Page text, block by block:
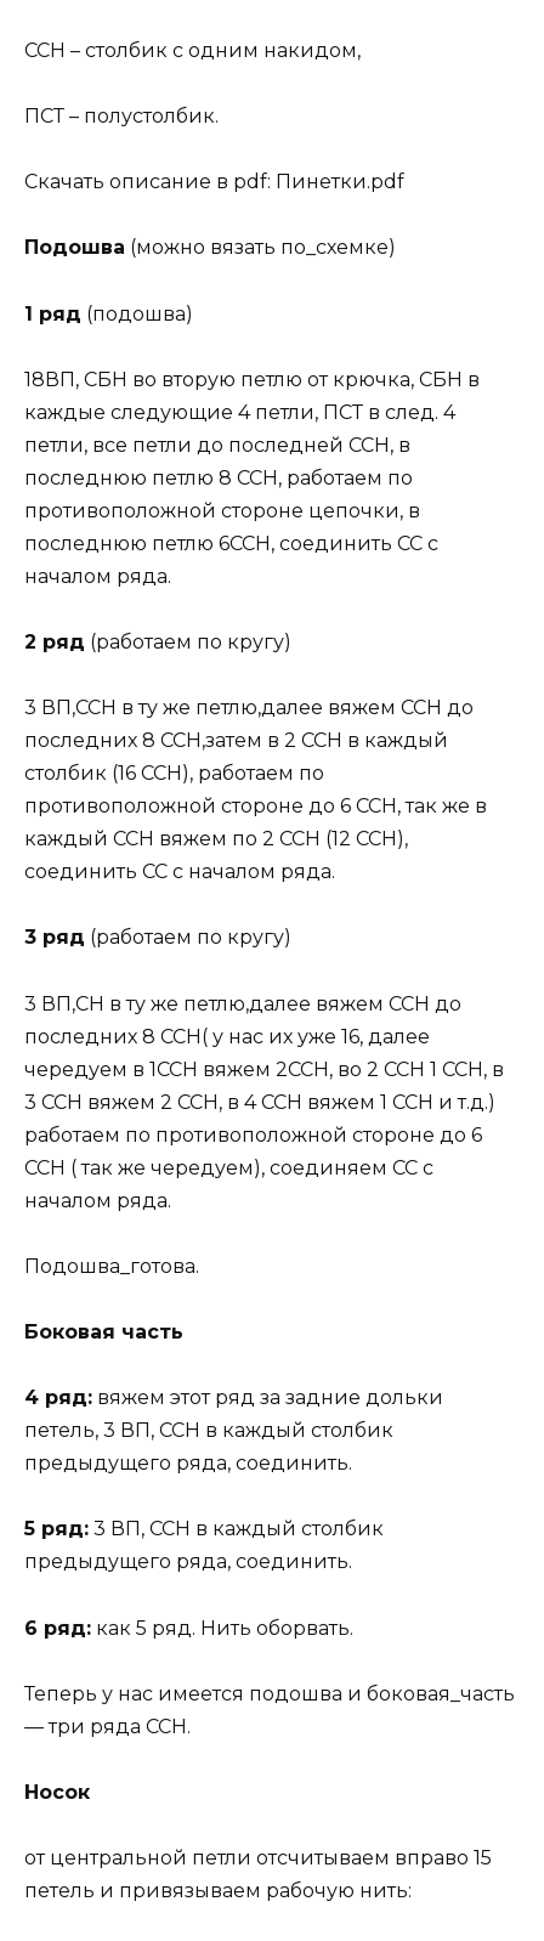
ССН – столбик с одним накидом,
ПСТ – полустолбик.
Скачать описание в pdf: Пинетки.pdf
Подошва (можно вязать по_схемке)
1 ряд (подошва)
18ВП, СБН во вторую петлю от крючка, СБН в
каждые следующие 4 петли, ПСТ в след. 4
петли, все петли до последней ССН, в
последнюю петлю 8 ССН, работаем по
противоположной стороне цепочки, в
последнюю петлю 6ССН, соединить СС с
началом ряда.
2 ряд (работаем по кругу)
3 ВП,ССН в ту же петлю,далее вяжем ССН до
последних 8 ССН,затем в 2 ССН в каждый
столбик (16 ССН), работаем по
противоположной стороне до 6 ССН, так же в
каждый ССН вяжем по 2 ССН (12 ССН),
соединить СС с началом ряда.
3 ряд (работаем по кругу)
3 ВП,СН в ту же петлю,далее вяжем ССН до
последних 8 ССН( у нас их уже 16, далее
чередуем в 1ССН вяжем 2ССН, во 2 ССН 1 ССН, в
3 ССН вяжем 2 ССН, в 4 ССН вяжем 1 ССН и т.д.)
работаем по противоположной стороне до 6
ССН ( так же чередуем), соединяем СС с
началом ряда.
Подошва_готова.
Боковая часть
4 ряд: вяжем этот ряд за задние дольки
петель, 3 ВП, ССН в каждый столбик
предыдущего ряда, соединить.
5 ряд: 3 ВП, ССН в каждый столбик
предыдущего ряда, соединить.
6 ряд: как 5 ряд. Нить оборвать.
Теперь у нас имеется подошва и боковая_часть
— три ряда ССН.
Носок
от центральной петли отсчитываем вправо 15
петель и привязываем рабочую нить: